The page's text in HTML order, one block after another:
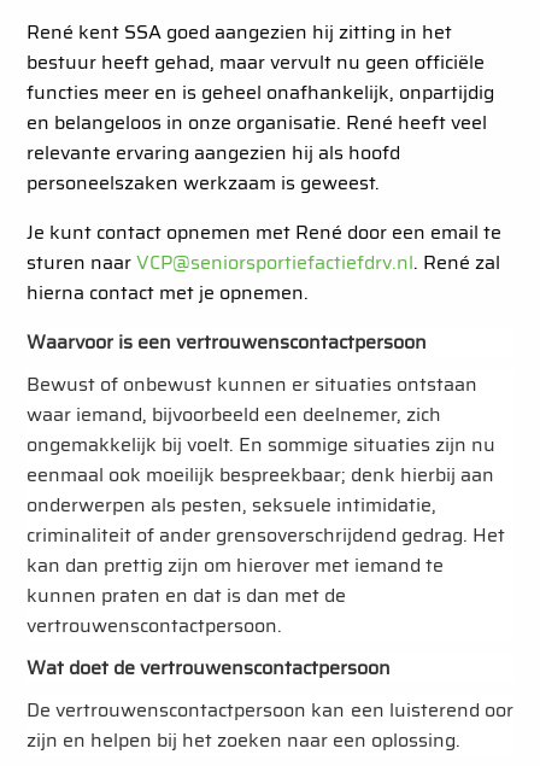
René kent SSA goed aangezien hij zitting in het
bestuur heeft gehad, maar vervult nu geen officiële
functies meer en is geheel onafhankelijk, onpartijdig
en belangeloos in onze organisatie. René heeft veel
relevante ervaring aangezien hij als hoofd
personeelszaken werkzaam is geweest.
Je kunt contact opnemen met René door een email te
sturen naarVCP@seniorsportiefactiefdrv.nl. René zal
hierna contact met je opnemen.
Waarvoor is een vertrouwenscontactpersoon
Bewust of onbewust kunnen er situaties ontstaan
waar iemand, bijvoorbeeld een deelnemer, zich
ongemakkelijk bij voelt. En sommige situaties zijn nu
eenmaal ook moeilijk bespreekbaar; denk hierbij aan
onderwerpen als pesten, seksuele intimidatie,
criminaliteit of ander grensoverschrijdend gedrag. Het
kan dan prettig zijn om hierover met iemand te
kunnen praten en dat is dan met de
vertrouwenscontactpersoon.
Wat doet de vertrouwenscontactpersoon
De vertrouwenscontactpersoon kan een luisterend oor
zijn en helpen bij het zoeken naar een oplossing.